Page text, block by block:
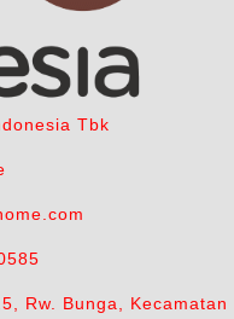
Tbk
Rw. Bunga, Kecamatan